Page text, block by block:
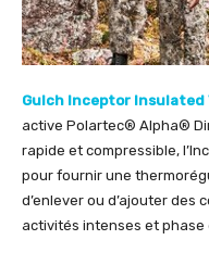
Gulch Inceptor Insulated
active Polartec® Alpha®
rapide et compressible,
pour fournir une
d’enlever ou d’ajouter des
activités intenses et phase